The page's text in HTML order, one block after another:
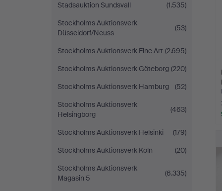
Stadsauktion Sundsvall
(1.535)
Stockholms Auktionsverk
Düsseldorf/Neuss
(53)
Stockholms Auktionsverk Fine Art (2.695)
Stockholms Auktionsverk Göteborg (220)
Stockholms Auktionsverk Hamburg
(52)
Stockholms Auktionsverk
Helsingborg
(463)
Stockholms Auktionsverk Helsinki
(179)
Stockholms Auktionsverk Köln
(20)
Stockholms Auktionsverk
Magasin 5
(6.335)